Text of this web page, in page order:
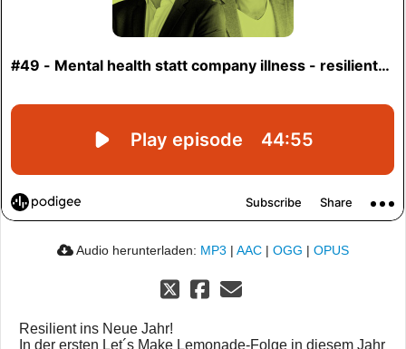
Audio herunterladen: MP3 | AAC | OGG | OPUS
Resilient ins Neue Jahr!
In der ersten Let´s Make Lemonade-Folge in diesem Jahr